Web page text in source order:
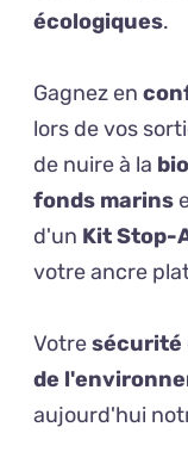
écologiques.
Gagnez en
lors de vos
de nuire à la
fonds marins
d'un Kit Stop-
votre ancre
Votresécurité
de
aujourd'hui